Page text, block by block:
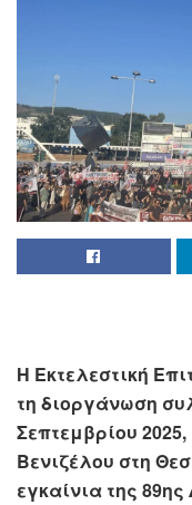
Η Εκτελεστική
τη διοργάνωση
Σεπτεμβρίου
Βενιζέλου στη
εγκαίνια της